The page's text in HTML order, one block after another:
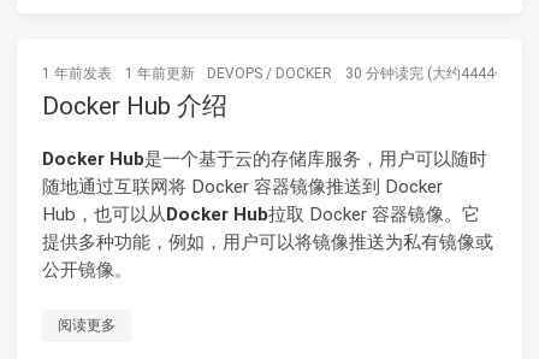
1 年前发表 1 年前更新 DEVOPS / DOCKER 30 分钟读完 (大约4444个字)
Docker Hub 介绍
Docker Hub是一个基于云的存储库服务，用户可以随时
随地通过互联网将 Docker 容器镜像推送到 Docker
Hub，也可以从Docker Hub拉取 Docker 容器镜像。它
提供多种功能，例如，用户可以将镜像推送为私有镜像或
公开镜像。
阅读更多